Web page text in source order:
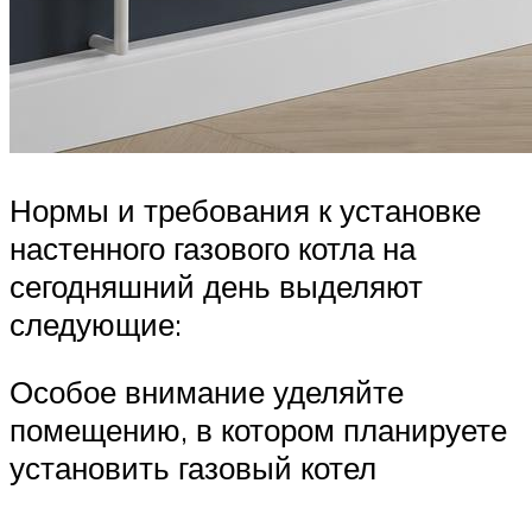
Нормы и требования к установке
настенного газового котла на
сегодняшний день выделяют
следующие:
Особое внимание уделяйте
помещению, в котором планируете
установить газовый котел